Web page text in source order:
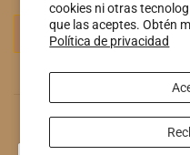
cookies ni otras
que las aceptes. Obtén
Política de privacidad
Correo
electrónico
© 2026Hot Springs Fiber